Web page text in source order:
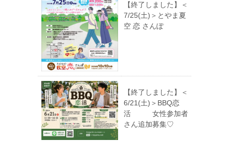
【終了しました】＜
7/25(土)＞とやま夏
空 恋 さんぽ
【終了しました】＜
6/21(土)＞BBQ恋
活 女性参加者
さん追加募集♡